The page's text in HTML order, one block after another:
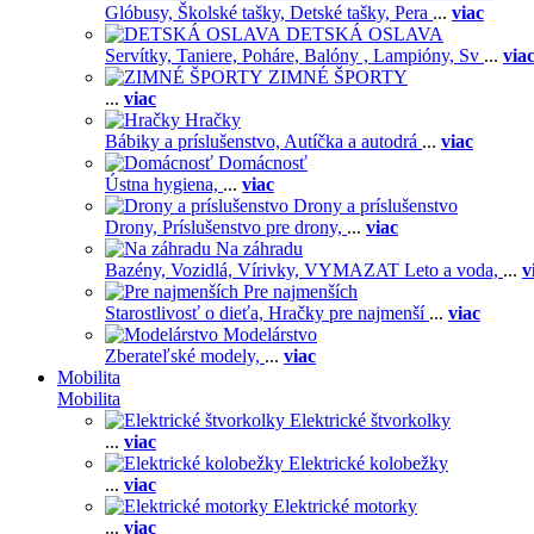
Glóbusy, Školské tašky, Detské tašky, Pera ... viac
DETSKÁ OSLAVA
Servítky, Taniere, Poháre, Balóny , Lampióny, Sv ... viac
ZIMNÉ ŠPORTY
... viac
Hračky
Bábiky a príslušenstvo, Autíčka a autodrá ... viac
Domácnosť
Ústna hygiena, ... viac
Drony a príslušenstvo
Drony, Príslušenstvo pre drony, ... viac
Na záhradu
Bazény, Vozidlá, Vírivky, VYMAZAT Leto a voda, ...
Pre najmenších
Starostlivosť o dieťa, Hračky pre najmenší ... viac
Modelárstvo
Zberateľské modely, ... viac
Mobilita
Mobilita
Elektrické štvorkolky
... viac
Elektrické kolobežky
... viac
Elektrické motorky
... viac